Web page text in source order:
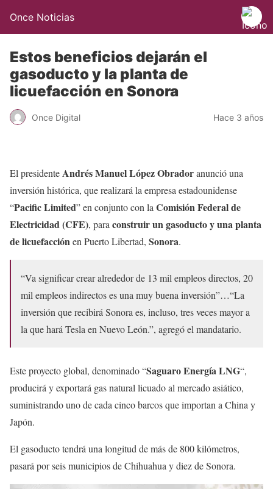
Once Noticias
Estos beneficios dejarán el
gasoducto y la planta de
licuefacción en Sonora
Once Digital Hace 3 años
El presidenteAndrés Manuel LópezObradoranunció una
inversión histórica, que realizará la empresa estadounidense
“Pacific Limited” en conjunto con la Comisión Federal de
Electricidad (CFE), para construir un gasoducto y una planta
de licuefacciónen Puerto Libertad, Sonora.
“Va significar crear alrededor de 13 mil empleos directos, 20
mil empleos indirectos es una muy buena inversión”…“La
inversión que recibirá Sonora es, incluso, tres veces mayor a
la que hará Tesla en Nuevo León.”, agregó el mandatario.
Este proyecto global, denominado “Saguaro Energía LNG“,
producirá y exportará gas natural licuado al mercado asiático,
suministrando uno de cada cinco barcos que importan a China y
Japón.
El gasoducto tendrá una longitud de más de 800 kilómetros,
pasará por seis municipios de Chihuahua y diez de Sonora.